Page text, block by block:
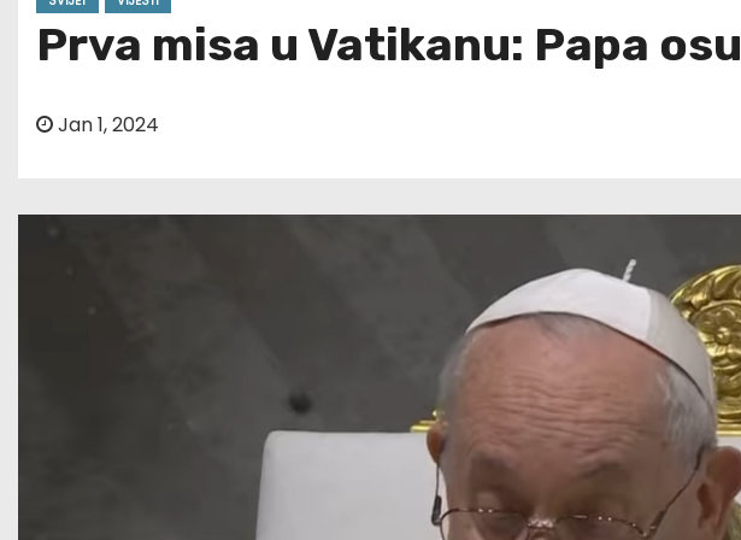
Prva misa u Vatikanu: Papa
Jan 1, 2024